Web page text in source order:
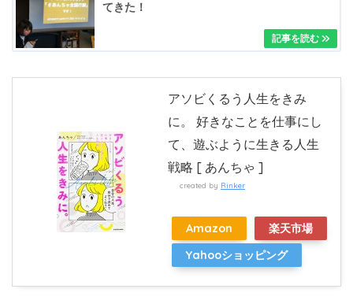
てきた！
アソビくるう人生をきみ
に。 好きなことを仕事にし
て、遊ぶように生きる人生
戦略 [ あんちゃ ]
created by Rinker
Amazon
楽天市場
Yahooショッピング